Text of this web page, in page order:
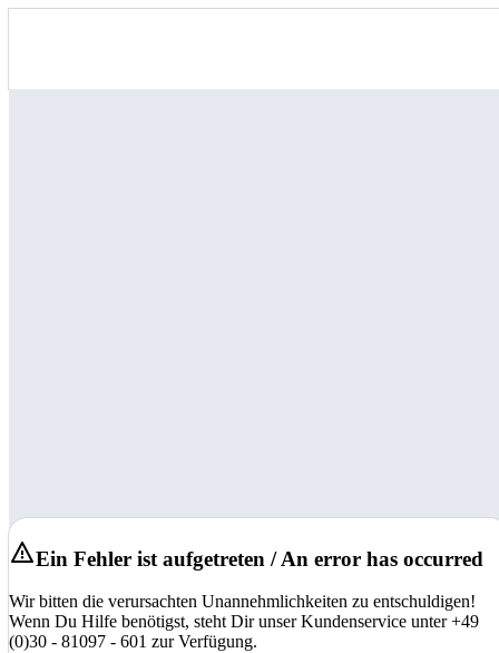
Ein Fehler ist aufgetreten / An error has occurred
Wir bitten die verursachten Unannehmlichkeiten zu entschuldigen!
Wenn Du Hilfe benötigst, steht Dir unser Kundenservice unter +49
(0)30 - 81097 - 601 zur Verfügung.